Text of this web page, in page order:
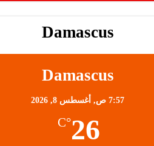
Damascus
Damascus
7:57 ص, أغسطس 8, 2026
26
°C